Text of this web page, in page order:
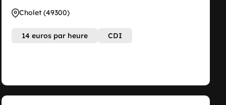
Cholet (49300)
14 euros par heure CDI